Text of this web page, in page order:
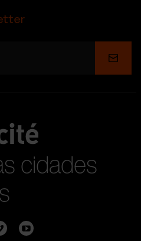
Enviar
cidades